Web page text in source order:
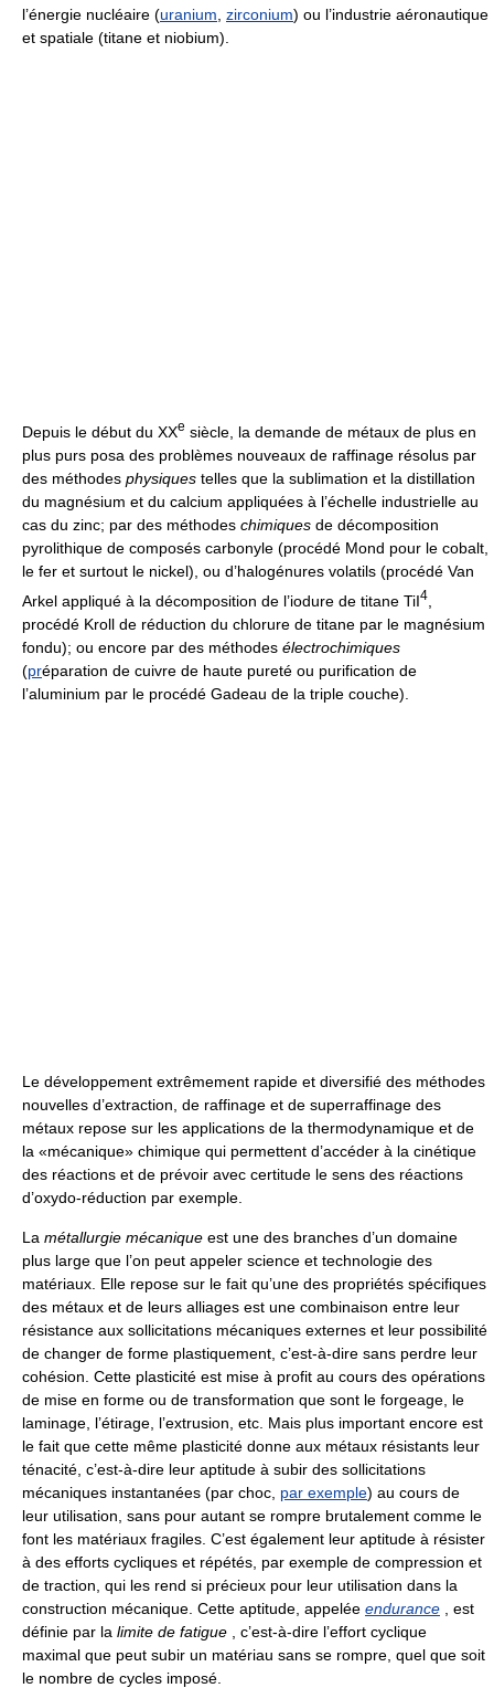
l’énergie nucléaire (uranium, zirconium) ou l’industrie aéronautique
et spatiale (titane et niobium).
Depuis le début du XXe siècle, la demande de métaux de plus en
plus purs posa des problèmes nouveaux de raffinage résolus par
des méthodes physiques telles que la sublimation et la distillation
du magnésium et du calcium appliquées à l’échelle industrielle au
cas du zinc; par des méthodes chimiques de décomposition
pyrolithique de composés carbonyle (procédé Mond pour le cobalt,
le fer et surtout le nickel), ou d’halogénures volatils (procédé Van
Arkel appliqué à la décomposition de l’iodure de titane TiI4
procédé Kroll de réduction du chlorure de titane par le magnésium
fondu); ou encore par des méthodes électrochimiques
(préparation de cuivre de haute pureté ou purification de
l’aluminium par le procédé Gadeau de la triple couche).
Le développement extrêmement rapide et diversifié des méthodes
nouvelles d’extraction, de raffinage et de superraffinage des
métaux repose sur les applications de la thermodynamique et de
la «mécanique» chimique qui permettent d’accéder à la cinétique
des réactions et de prévoir avec certitude le sens des réactions
d’oxydo-réduction par exemple.
La métallurgie mécanique est une des branches d’un domaine
plus large que l’on peut appeler science et technologie des
matériaux. Elle repose sur le fait qu’une des propriétés spécifiques
des métaux et de leurs alliages est une combinaison entre leur
résistance aux sollicitations mécaniques externes et leur possibilité
de changer de forme plastiquement, c’est-à-dire sans perdre leur
cohésion. Cette plasticité est mise à profit au cours des opérations
de mise en forme ou de transformation que sont le forgeage, le
laminage, l’étirage, l’extrusion, etc. Mais plus important encore est
le fait que cette même plasticité donne aux métaux résistants leur
ténacité, c’est-à-dire leur aptitude à subir des sollicitations
mécaniques instantanées (par choc, par exemple) au cours de
leur utilisation, sans pour autant se rompre brutalement comme le
font les matériaux fragiles. C’est également leur aptitude à résister
à des efforts cycliques et répétés, par exemple de compression et
de traction, qui les rend si précieux pour leur utilisation dans la
construction mécanique. Cette aptitude, appelée endurance , est
définie par la limite de fatigue , c’est-à-dire l’effort cyclique
maximal que peut subir un matériau sans se rompre, quel que soit
le nombre de cycles imposé.